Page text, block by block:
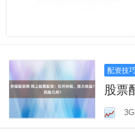
配资技
股票
收益